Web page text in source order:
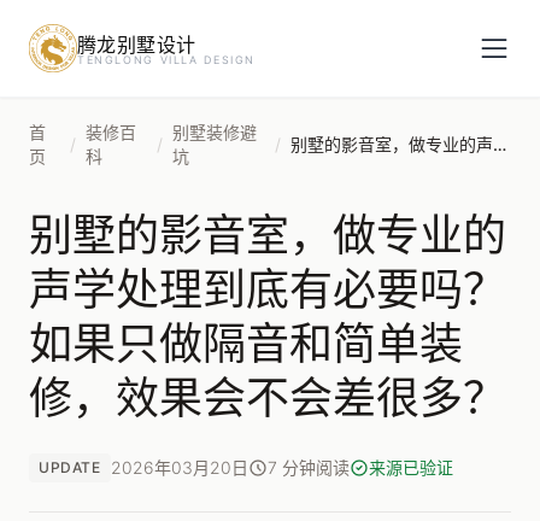
腾龙别墅设计
TENGLONG VILLA DESIGN
首
页
/
装修百
科
/
别墅装修避
坑
/ 别墅的影音室，做专业的声学处理到底有必要吗？如果只做隔音和简单装修，效果会不会差很多？
别墅的影音室，做专业的
声学处理到底有必要吗？
如果只做隔音和简单装
修，效果会不会差很多？
UPDATE 2026年03月20日 7 分钟阅读 来源已验证
预约设计咨询
姓名*
手机号*
房屋面积（㎡）
立即预约